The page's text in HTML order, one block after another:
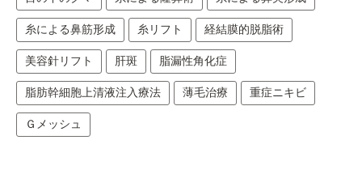
糸による鼻筋形成 糸リフト 経結膜的脱脂術
美容針リフト 肝斑 脂漏性角化症
脂肪幹細胞上清液注入療法 薄毛治療 重症ニキビ
Ｇメッシュ